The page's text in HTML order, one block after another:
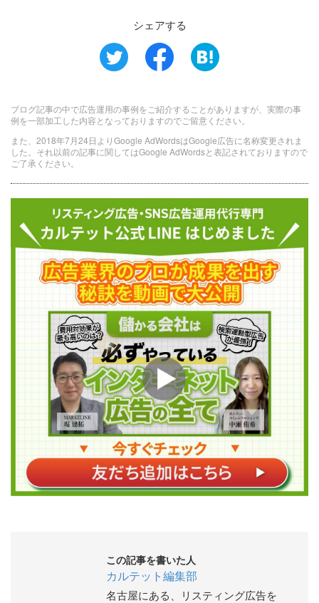
シェアする
ブログ記事の中で広告運用の事例をご紹介することがありますが、実際の事
例を一部加工した内容となっておりますのでご留意ください。
また、2018年7月24日よりGoogle AdWordsはGoogle広告に名称変更されま
した。それ以前の記事に関してはGoogle AdWordsと表記されておりますので
ご了承ください。
この記事を書いた人
カルテット編集部
名古屋にある、リスティング広告を